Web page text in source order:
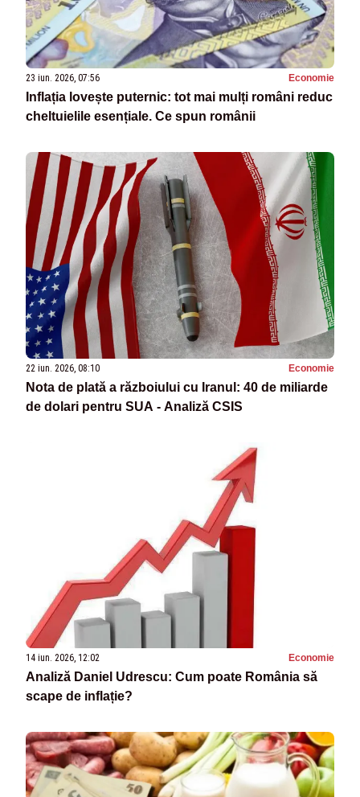
23 iun. 2026, 07:56 Economie
Inflația lovește puternic: tot mai mulți români reduc
cheltuielile esențiale. Ce spun românii
22 iun. 2026, 08:10 Economie
Nota de plată a războiului cu Iranul: 40 de miliarde
de dolari pentru SUA - Analiză CSIS
14 iun. 2026, 12:02 Economie
Analiză Daniel Udrescu: Cum poate România să
scape de inflație?